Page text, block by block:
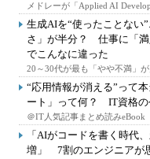
メドレーが「Applied AI
生成AIを“使ったことない
さ」が半分？ 仕事に「満
でこんなに違った
20～30代が最も「やや不満」が
“応用情報が消える”って
ート」って何？ IT資格の
＠IT人気記事まとめ読みeBook
「AIがコードを書く時代
増」 7割のエンジニアが